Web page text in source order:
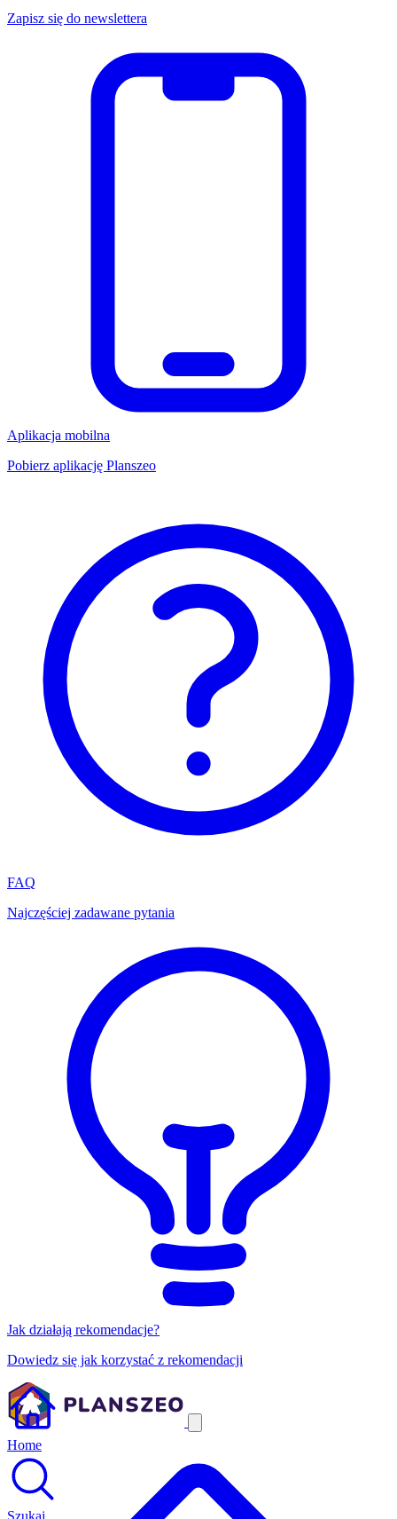
Zapisz się do newslettera
Aplikacja mobilna
Pobierz aplikację Planszeo
FAQ
Najczęściej zadawane pytania
Jak działają rekomendacje?
Dowiedz się jak korzystać z rekomendacji
Home
Szukaj